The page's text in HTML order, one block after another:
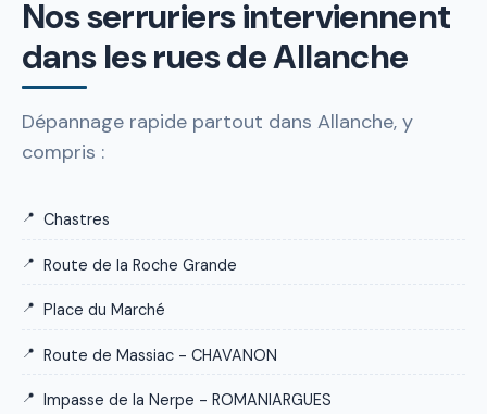
Nos serruriers interviennent
dans les rues de Allanche
Dépannage rapide partout dans Allanche, y
compris :
Chastres
Route de la Roche Grande
Place du Marché
Route de Massiac - CHAVANON
Impasse de la Nerpe - ROMANIARGUES